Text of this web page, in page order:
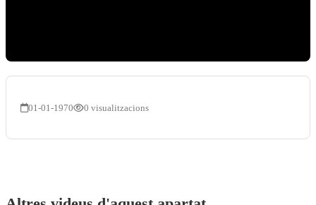
01-01-1970 0 visualitzacions